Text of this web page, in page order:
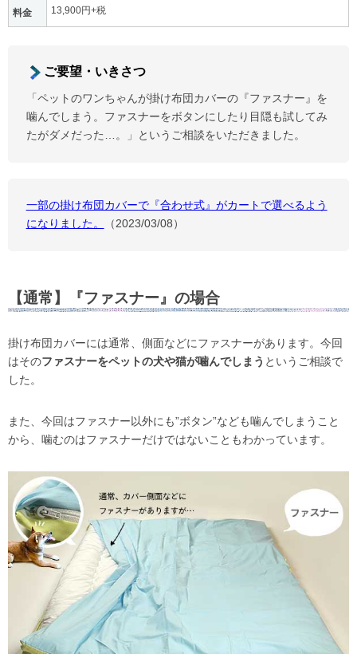
料金 13,900円+税
ご要望・いきさつ
「ペットのワンちゃんが掛け布団カバーの『ファスナー』を
噛んでしまう。ファスナーをボタンにしたり目隠も試してみ
たがダメだった…。」というご相談をいただきました。
一部の掛け布団カバーで『合わせ式』がカートで選べるよう
になりました。
（2023/03/08）
【通常】『ファスナー』の場合
掛け布団カバーには通常、側面などにファスナーがあります。今回
はそのファスナーをペットの犬や猫が噛んでしまう というご相談で
した。
また、今回はファスナー以外にも”ボタン”なども噛んでしまうこと
から、噛むのはファスナーだけではないこともわかっています。